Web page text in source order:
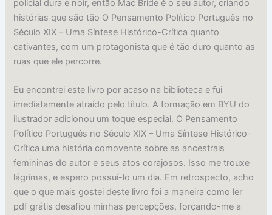
policial dura e noir, então Mac Bride é o seu autor, criando
histórias que são tão O Pensamento Político Português no
Século XIX – Uma Síntese Histórico-Crítica quanto
cativantes, com um protagonista que é tão duro quanto as
ruas que ele percorre.
Eu encontrei este livro por acaso na biblioteca e fui
imediatamente atraído pelo título. A formação em BYU do
ilustrador adicionou um toque especial. O Pensamento
Político Português no Século XIX – Uma Síntese Histórico-
Crítica uma história comovente sobre as ancestrais
femininas do autor e seus atos corajosos. Isso me trouxe
lágrimas, e espero possuí-lo um dia. Em retrospecto, acho
que o que mais gostei deste livro foi a maneira como ler
pdf grátis desafiou minhas percepções, forçando-me a